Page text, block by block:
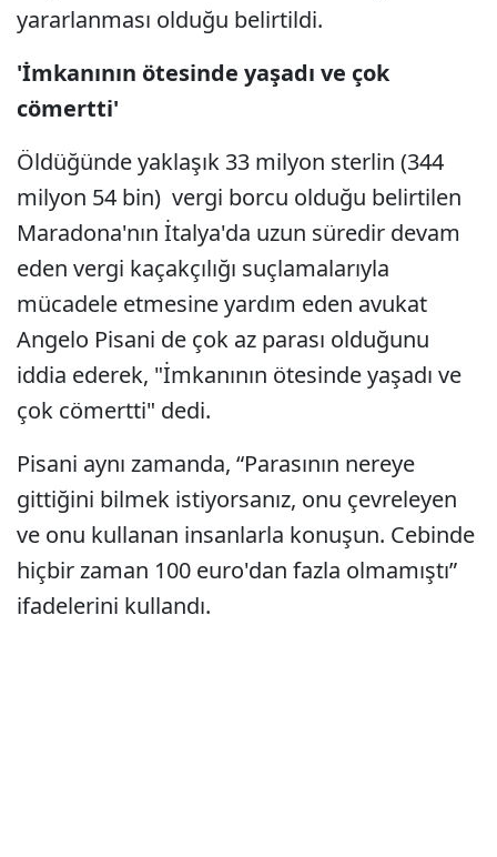
yararlanması olduğu belirtildi.
'İmkanının ötesinde yaşadı ve çok
cömertti'
Öldüğünde yaklaşık 33 milyon sterlin (344
milyon 54 bin) vergi borcu olduğu belirtilen
Maradona'nın İtalya'da uzun süredir devam
eden vergi kaçakçılığı suçlamalarıyla
mücadele etmesine yardım eden avukat
Angelo Pisani de çok az parası olduğunu
iddia ederek, "İmkanının ötesinde yaşadı ve
çok cömertti" dedi.
Pisani aynı zamanda, “Parasının nereye
gittiğini bilmek istiyorsanız, onu çevreleyen
ve onu kullanan insanlarla konuşun. Cebinde
hiçbir zaman 100 euro'dan fazla olmamıştı”
ifadelerini kullandı.